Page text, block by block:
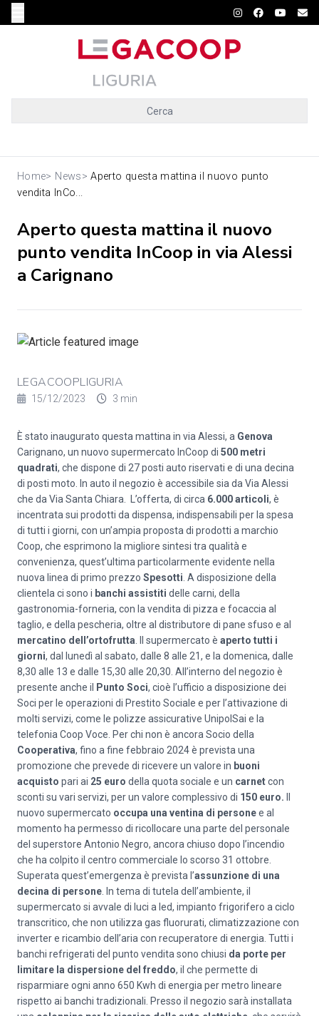
Cerca
Home> News> Aperto questa mattina il nuovo punto
vendita InCo...
Aperto questa mattina il nuovo
punto vendita InCoop in via Alessi
a Carignano
LEGACOOPLIGURIA
15/12/2023 3 min
È stato inaugurato questa mattina in via Alessi, a Genova
Carignano, un nuovo supermercato InCoop di 500 metri
quadrati, che dispone di 27 posti auto riservati e di una decina
di posti moto. In auto il negozio è accessibile sia da Via Alessi
che da Via Santa Chiara.
L’offerta, di circa 6.000 articoli, è
incentrata sui prodotti da dispensa, indispensabili per la spesa
di tutti i giorni, con un’ampia proposta di prodotti a marchio
Coop, che esprimono la migliore sintesi tra qualità e
convenienza, quest’ultima particolarmente evidente nella
nuova linea di primo prezzo Spesotti . A disposizione della
clientela ci sono i banchi assistiti delle carni, della
gastronomia-forneria, con la vendita di pizza e focaccia al
taglio, e della pescheria, oltre al distributore di pane sfuso e al
mercatino dell’ortofrutta . Il supermercato è aperto tutti i
giorni, dal lunedì al sabato, dalle 8 alle 21, e la domenica, dalle
8,30 alle 13 e dalle 15,30 alle 20,30. All’interno del negozio è
presente anche il
Punto Soci, cioè l’ufficio a disposizione dei
Soci per le operazioni di Prestito Sociale e per l’attivazione di
molti servizi, come le polizze assicurative UnipolSai e la
telefonia Coop Voce. Per chi non è ancora Socio della
Cooperativa, fino a fine febbraio 2024 è prevista una
promozione che prevede di ricevere un valore in buoni
acquisto pari ai 25 euro della quota sociale e un carnetcon
sconti su vari servizi, per un valore complessivo di 150 euro.
nuovo supermercato occupa una ventina di personee al
momento ha permesso di ricollocare una parte del personale
del superstore Antonio Negro, ancora chiuso dopo l’incendio
che ha colpito il centro commerciale lo scorso 31 ottobre.
Superata quest’emergenza è prevista l’assunzione di una
decina di persone . In tema di tutela dell’ambiente, il
supermercato si avvale di luci a led, impianto frigorifero a ciclo
transcritico, che non utilizza gas fluorurati, climatizzazione con
inverter e ricambio dell’aria con recuperatore di energia. Tutti i
banchi refrigerati del punto vendita sono chiusi da porte per
limitare la dispersione del freddo, il che permette di
risparmiare ogni anno 650 Kwh di energia per metro lineare
rispetto ai banchi tradizionali. Presso il negozio sarà installata